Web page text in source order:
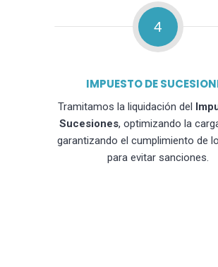
4
IMPUESTO DE
Tramitamos la liquidación del
Sucesiones, optimizando la
garantizando el cumplimiento de
para evitar sanciones.